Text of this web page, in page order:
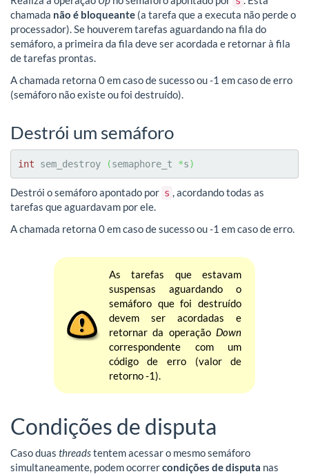
chamada não é bloqueante (a tarefa que a executa não perde o
processador). Se houverem tarefas aguardando na fila do
semáforo, a primeira da fila deve ser acordada e retornar à fila
de tarefas prontas.
A chamada retorna 0 em caso de sucesso ou -1 em caso de erro
(semáforo não existe ou foi destruído).
Destrói um semáforo
int sem_destroy (semaphore_t *s)
Destrói o semáforo apontado por s , acordando todas as
tarefas que aguardavam por ele.
A chamada retorna 0 em caso de sucesso ou -1 em caso de erro.
As tarefas que estavam
suspensas aguardando o
semáforo que foi destruído
devem ser acordadas e
retornar da operação Down
correspondente com um
código de erro (valor de
retorno -1).
Condições de disputa
Caso duas threadstentem acessar o mesmo semáforo
simultaneamente, podem ocorrercondições de disputa nas